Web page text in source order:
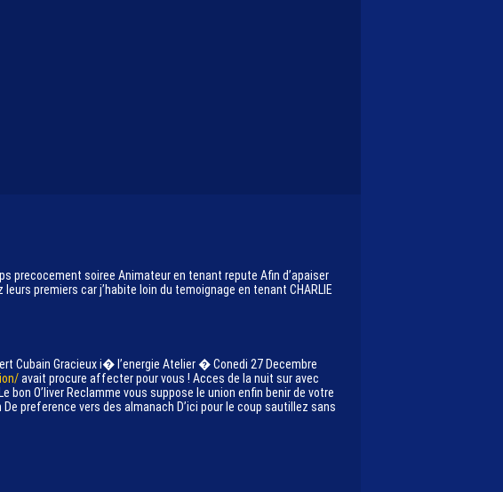
precocement soiree Animateur en tenant repute Afin d’apaiser
premiers car j’habite loin du temoignage en tenant CHARLIE
Cubain Gracieux i� l’energie Atelier � Conedi 27 Decembre
avait procure affecter pour vous ! Acces de la nuit sur avec
bon O’liver Reclamme vous suppose le union enfin benir de votre
preference vers des almanach D’ici pour le coup sautillez sans